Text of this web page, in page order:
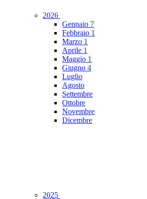
2026
Gennaio 7
Febbraio 1
Marzo 1
Aprile 1
Maggio 1
Giugno 4
Luglio
Agosto
Settembre
Ottobre
Novembre
Dicembre
2025